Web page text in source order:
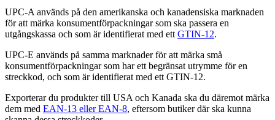
UPC-A används på den amerikanska och kanadensiska marknaden
för att märka konsumentförpackningar som ska passera en
utgångskassa och som är identifierat med ett GTIN-12.
UPC-E används på samma marknader för att märka små
konsumentförpackningar som har ett begränsat utrymme för en
streckkod, och som är identifierat med ett GTIN-12.
Exporterar du produkter till USA och Kanada ska du däremot märka
dem med EAN-13 eller EAN-8, eftersom butiker där ska kunna